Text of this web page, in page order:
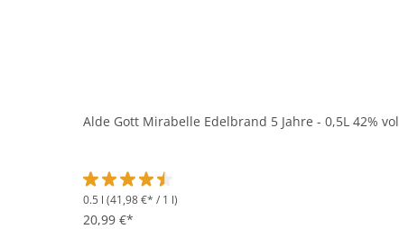
Alde Gott Mirabelle Edelbrand 5 Jahre - 0,5L 42% vol
Durchschnittliche Bewertung von 4.5 von 5 Sternen
0.5 l (41,98 €* / 1 l)
20,99 €*